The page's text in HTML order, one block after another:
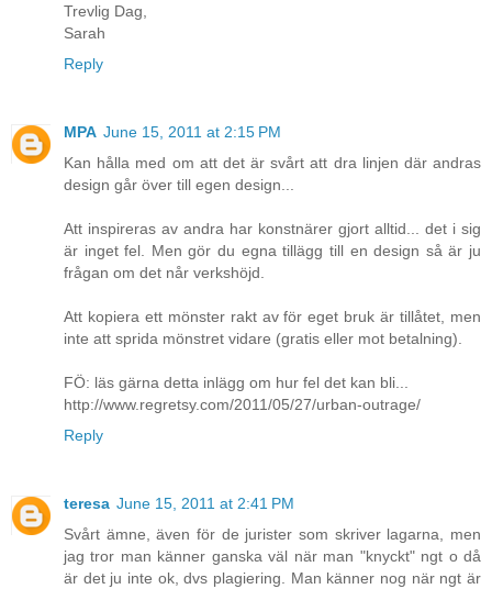
Trevlig Dag,
Sarah
Reply
MPA June 15, 2011 at 2:15 PM
Kan hålla med om att det är svårt att dra linjen där andras
design går över till egen design...
Att inspireras av andra har konstnärer gjort alltid... det i sig
är inget fel. Men gör du egna tillägg till en design så är ju
frågan om det når verkshöjd.
Att kopiera ett mönster rakt av för eget bruk är tillåtet, men
inte att sprida mönstret vidare (gratis eller mot betalning).
FÖ: läs gärna detta inlägg om hur fel det kan bli...
http://www.regretsy.com/2011/05/27/urban-outrage/
Reply
teresa June 15, 2011 at 2:41 PM
Svårt ämne, även för de jurister som skriver lagarna, men
jag tror man känner ganska väl när man "knyckt" ngt o då
är det ju inte ok, dvs plagiering. Man känner nog när ngt är